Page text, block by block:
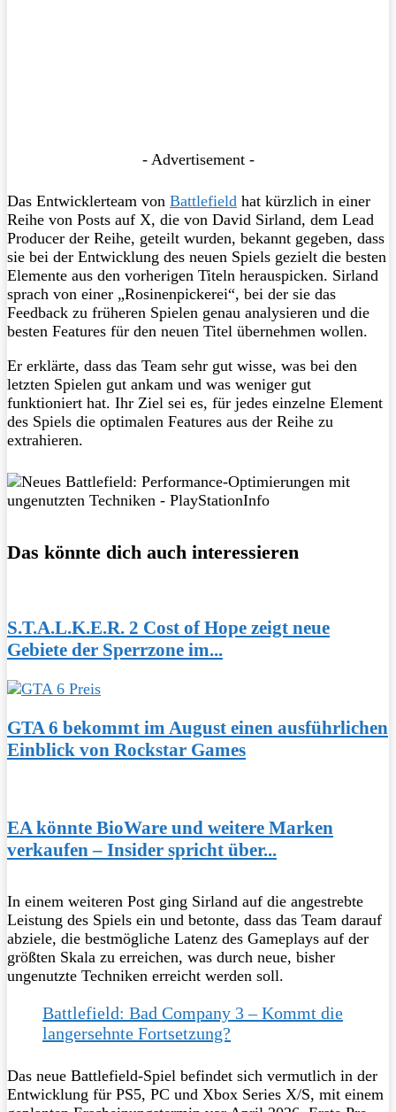
- Advertisement -
Das Entwicklerteam von Battlefield hat kürzlich in einer
Reihe von Posts auf X, die von David Sirland, dem Lead
Producer der Reihe, geteilt wurden, bekannt gegeben, dass
sie bei der Entwicklung des neuen Spiels gezielt die besten
Elemente aus den vorherigen Titeln herauspicken. Sirland
sprach von einer „Rosinenpickerei“, bei der sie das
Feedback zu früheren Spielen genau analysieren und die
besten Features für den neuen Titel übernehmen wollen.
Er erklärte, dass das Team sehr gut wisse, was bei den
letzten Spielen gut ankam und was weniger gut
funktioniert hat. Ihr Ziel sei es, für jedes einzelne Element
des Spiels die optimalen Features aus der Reihe zu
extrahieren.
Das könnte dich auch interessieren
S.T.A.L.K.E.R. 2 Cost of Hope zeigt neue
Gebiete der Sperrzone im...
GTA 6 bekommt im August einen ausführlichen
Einblick von Rockstar Games
EA könnte BioWare und weitere Marken
verkaufen – Insider spricht über...
In einem weiteren Post ging Sirland auf die angestrebte
Leistung des Spiels ein und betonte, dass das Team darauf
abziele, die bestmögliche Latenz des Gameplays auf der
größten Skala zu erreichen, was durch neue, bisher
ungenutzte Techniken erreicht werden soll.
Battlefield: Bad Company 3 – Kommt die
langersehnte Fortsetzung?
Das neue Battlefield-Spiel befindet sich vermutlich in der
Entwicklung für PS5, PC und Xbox Series X/S, mit einem